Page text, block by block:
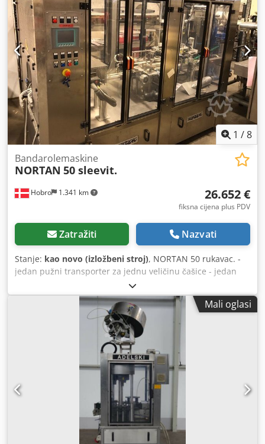
dokumentacija / priručnik, Uz ORITEQ BC410 pro uređaj
za zatvaranje kutija, bočne strane kutija (FEFCO 410) koje
su napunjene proizvodom, lijepe se pomoću TEHNOLOGIJE
TOPLJENOG LJEPILA, čime se postiže visoka kvaliteta i
ekonomičnost. Codpfxszqt Rho Aifjrf
1 /8
Hobro 1.341 km
Bandarolemaskine
NORTAN 50 sleevit.
26.652 €
fiksna cijena plus PDV
Zatražiti Nazvati
Stanje: kao novo (izložbeni stroj), NORTAN 50 rukavac. -
jedan pužni transporter za jednu veličinu čašice - jedan
elektronički uređaj za promjenu duljine prstena za
milimetre - motor reduktor s inverterom Danfoss - okvir u
potpunosti obložen nehrđajućim čelikom - fotoelektrična
ćelija na ulazu koja određuje brzinu prema preklopu -
protuzaustavljanje u izlazu stroja - fotoelektrična ćelija za
podešavanje duljine filma - razvodna ploča od nehrđajućeg
čelika s PLC-om Omron - sigurnosni štitnici od nehrđajućeg
čelika - za ugradnju u liniju. MAKSIMALNA SATNA BRZINA:
6.000 B / H MH.19. Credpfxjd Srnuj Aifjf
Mali oglasi